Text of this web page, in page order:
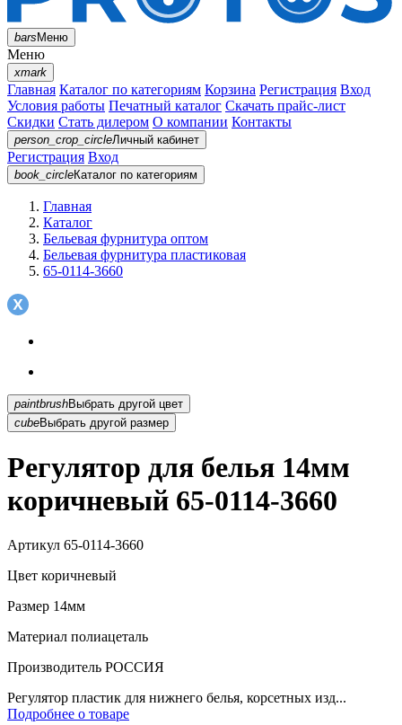
barsМеню
Меню
xmark
Главная Каталог по категориям Корзина Регистрация Вход
Условия работы Печатный каталог Скачать прайс-лист
Скидки Стать дилером О компании Контакты
person_crop_circleЛичный кабинет
Регистрация Вход
book_circleКаталог по категориям
Главная
Каталог
Бельевая фурнитура оптом
Бельевая фурнитура пластиковая
65-0114-3660
paintbrush
Выбрать другой цвет
cubeВыбрать другой размер
Регулятор для белья 14мм
коричневый 65-0114-3660
Артикул 65-0114-3660
Цвет коричневый
Размер 14мм
Материал полиацеталь
Производитель РОССИЯ
Регулятор пластик для нижнего белья, корсетных изд...
Подробнее о товаре